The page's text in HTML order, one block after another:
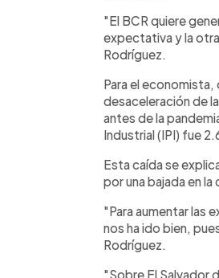
"El BCR quiere
expectativa y la
Rodríguez.
Para el
desaceleración de
antes de la
Industrial (IPI) fue
Esta caída se
por una bajada en
"Para aumentar las
nos ha ido bien,
Rodríguez.
"Sobre El Salvador